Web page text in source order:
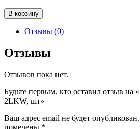
Количество
товара
IVECO
I
2LKW,
В корзину
Отзывы (0)
Отзывы
Отзывов пока нет.
Будьте первым, кто оставил отзыв
2LKW, шт»
Ваш адрес email не будет опубликован.
помечены *